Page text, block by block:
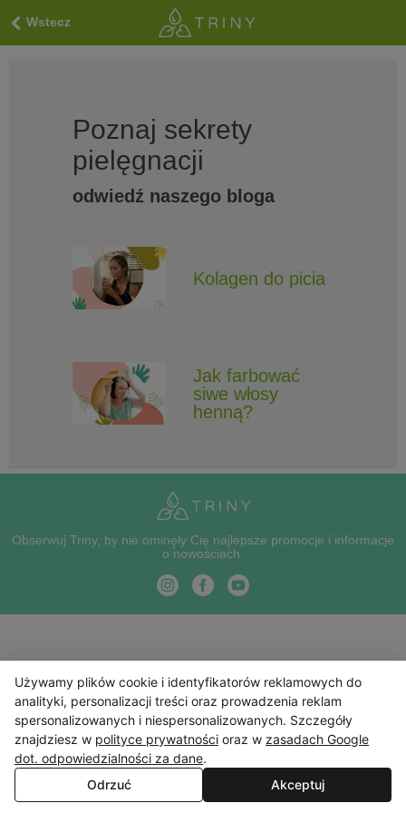
Wstecz
Poznaj sekrety
pielęgnacji
odwiedź naszego bloga
Kolagen do picia
Jak farbować
siwe włosy
henną?
Obserwuj Triny, by nie ominęły Cię najlepsze promocje i informacje
o nowościach.
Używamy plików cookie i identyfikatorów reklamowych do
analityki, personalizacji treści oraz prowadzenia reklam
spersonalizowanych i niespersonalizowanych. Szczegóły
znajdziesz w polityce prywatności oraz w zasadach Google
dot. odpowiedzialności za dane.
Odrzuć
Akceptuj